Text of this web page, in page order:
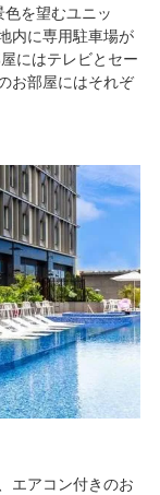
を望むユニッ
内に専用駐車場が
にはテレビとセー
お部屋にはそれぞ
エアコン付きのお